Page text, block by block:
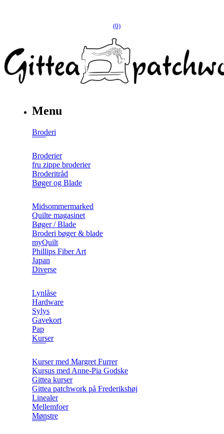
(0)
Menu
Broderi
Broderier
fru zippe broderier
Broderitråd
Bøger og Blade
Midsommermarked
Quilte magasinet
Bøger / Blade
Broderi bøger & blade
myQuilt
Phillips Fiber Art
Japan
Diverse
Lynlåse
Hardware
Sylys
Gavekort
Pap
Kurser
Kurser med Margret Furrer
Kursus med Anne-Pia Godske
Gittea kurser
Gittea patchwork på Frederikshøj
Linealer
Mellemfoer
Mønstre